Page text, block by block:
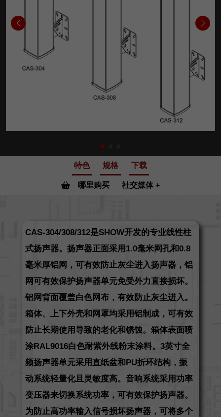
特色 规格 下载
哪里购买 社交媒体
CAS-304/308/312是SHOW开发的专业线性柱
式扬声器。扬声器正面采用1.0毫米网孔和0.8
毫米厚铝网，可有效防止灰尘进入扬声器，铝
网可有效保护扬声器单元免受外力直接损坏。
铝网背面覆盖白色网布，有效防止灰尘进入。
箱体、上下外壳和网罩均采用铝制成，可有效
防止长期使用导致的老化和锈蚀。箱体表面喷
涂RAL9016白色耐紫外线粉末涂料。3英寸全
频扬声器单元采用直纸盆和PU折环结构，振
动系统轻量化且灵敏度高。音响系统采用功率
变压器来切换系统功率，可有效保护扬声器。
为防止高功率输入信号损坏扬声器，可将多个